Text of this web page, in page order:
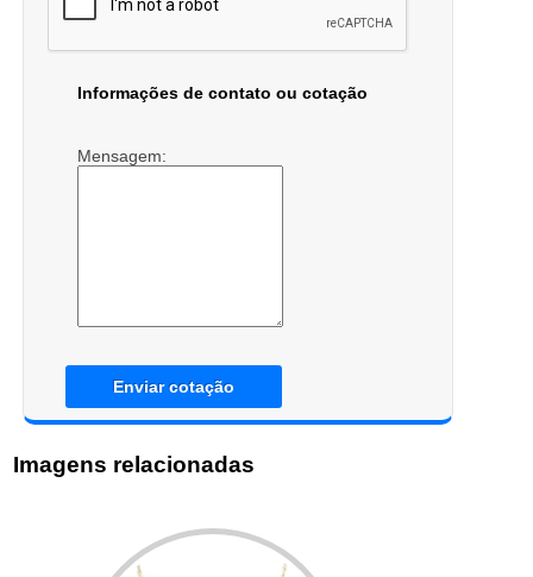
Informações de contato ou cotação
Mensagem:
Enviar cotação
Imagens relacionadas